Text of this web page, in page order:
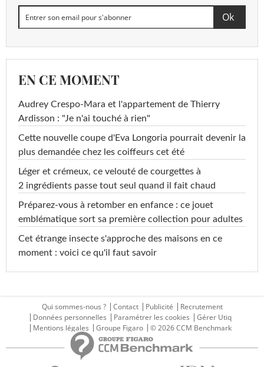
EN CE MOMENT
Audrey Crespo-Mara et l'appartement de Thierry
Ardisson : "Je n'ai touché à rien"
Cette nouvelle coupe d'Eva Longoria pourrait devenir la
plus demandée chez les coiffeurs cet été
Léger et crémeux, ce velouté de courgettes à
2 ingrédients passe tout seul quand il fait chaud
Préparez-vous à retomber en enfance : ce jouet
emblématique sort sa première collection pour adultes
Cet étrange insecte s'approche des maisons en ce
moment : voici ce qu'il faut savoir
Qui sommes-nous ? Contact Publicité
Recrutement
Données personnelles
Paramétrer les cookies
Gérer Utiq
Mentions légales
Groupe Figaro © 2026 CCM Benchmark